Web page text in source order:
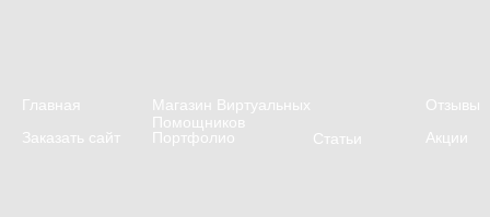
Главная
Магазин Виртуальных
Помощников
Отзывы
Заказать сайт
Портфолио Акции
Статьи